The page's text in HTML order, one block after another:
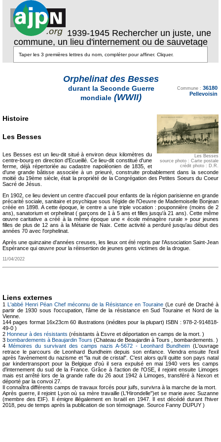
1939-1945 Rechercher un juste, une
commune, un lieu d'internement ou de sauvetage
Orphelinat des Besses
durant la Seconde Guerre
mondiale (WWII)
Commune : 36180
Pellevoisin
Les Besses
source photo : Carte postale
crédit photo : D.R.
Histoire
Les Besses
Les Besses est un lieu-dit situé à environ deux kilomètres du
centre-bourg en direction d'Ecueillé. Ce lieu-dit constitué d'une
ferme, déjà répertoriée au cadastre napoléonien de 1835, et
d'une grande bâtisse associée à un prieuré, construite probablement dans la seconde
moitié du 19ème siècle, était la propriété de la Congrégation des Petites Soeurs du Coeur
Sacré de Jésus.
En 1902, ce lieu devient un centre d'accueil pour enfants de la région parisienne en grande
précarité sociale, sanitaire et psychique sous l'égide de l'Oeuvre de Mademoiselle Bonjean
créée en 1898. A cette époque, le centre a une triple vocation : pouponnière (moins de 2
ans), sanatorium et orphelinat ( garçons de 1 à 5 ans et filles jusqu'à 21 ans). Cette même
œuvre caritative a créé à la même époque une « école ménagère rurale » pour jeunes
filles de plus de 12 ans à la Métairie de Naix. Cette activité a perduré jusqu'au début des
années 70 avec l'orphelinat.
Après une quinzaine d'années creuses, les lieux ont été repris par l'Association Saint-Jean
Espérance qui œuvre pour la réinsertion de jeunes gens victimes de la drogue.
11/04/2022
Liens externes
1 L'abbé Henri Péan Chef méconnu de la Résistance en Touraine (Le curé de Draché à
partir de 1930 sous l'occupation, l'âme de la résistance en Sud Touraine et Nord de la
Vienne.
144 pages format 16x23cm 60 illustrations (inédites pour la plupart) ISBN : 978-2-914818-
49-0 )
2 Honneur à des résistants (résistants à Esvre et déportation en camps de la mort. )
3 bombardements à Beaujardin Tours (Chateau de Beaujardin à Tours , bombardements. )
4 Mémoires du survivant des camps nazis A-5672 - Leonhard Bundheim (L'ouvrage
retrace le parcours de Leonhard Bundheim depuis son enfance. Viendra ensuite l'exil
après l'avènement du nazisme et "la nuit de cristal". C'est alors qu'il quitte son pays natal
par kindertransport pour la Belgique d'où il sera expulsé en mai 1940 vers les camps
d'internement du sud de la France. Grâce à l'action de l'OSE, il rejoint ensuite Limoges
mais est arrêté lors de la grande rafle du 26 aout 1942 à Limoges, transféré à Nexon et
déporté par la convoi 27.
Il connaîtra différents camps de travaux forcés pour juifs, survivra à la marche de la mort.
Après guerre, il rejoint Lyon où sa mère travaille (L'Hirondelle")et se marie avec Suzanne
(membre des EIF). Il émigre illégalement en Israël en 1947. Il est décédé durant l'hiver
2018, peu de temps après la publication de son témoignage. Source Fanny DUPUY )